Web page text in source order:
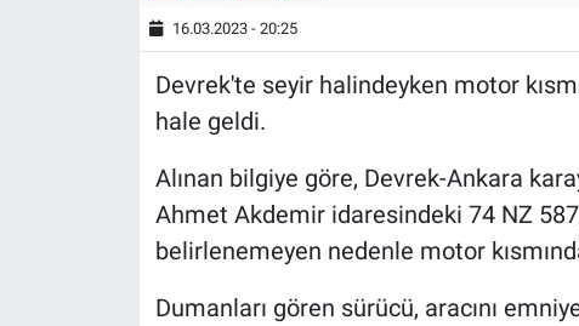
16.03.2023 - 20:25
Devrek'te seyir halindeyken motor
hale geldi.
Alınan bilgiye göre, Devrek-Ankara
Ahmet Akdemir idaresindeki 74 NZ
belirlenemeyen nedenle motor
Dumanları gören sürücü, aracını